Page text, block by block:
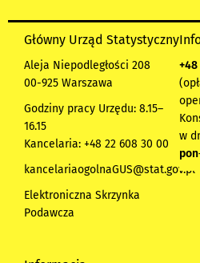
Główny Urząd Statystyczny
Aleja Niepodległości 208
00-925 Warszawa
Godziny pracy Urzędu: 8.15–
16.15
Kancelaria: +48 22 608 30 00
kancelariaogolnaGUS@stat.gov.pl
Elektroniczna Skrzynka
Podawcza
+48
w
pon